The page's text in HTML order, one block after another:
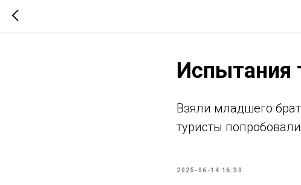
Испытания
Взяли младшего
туристы
2025-06-14 16:30